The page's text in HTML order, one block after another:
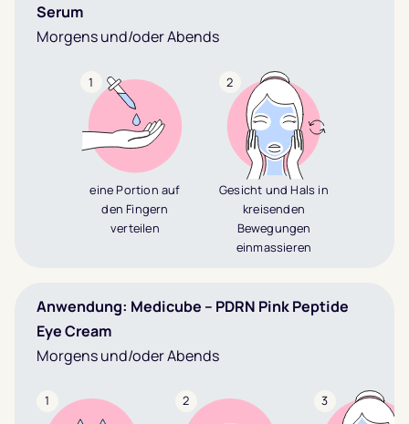
Serum
Morgens und/oder Abends
1
eine Portion auf
den Fingern
verteilen
2
Gesicht und Hals in
kreisenden
Bewegungen
einmassieren
Anwendung: Medicube – PDRN Pink Peptide
Eye Cream
Morgens und/oder Abends
1 2 3